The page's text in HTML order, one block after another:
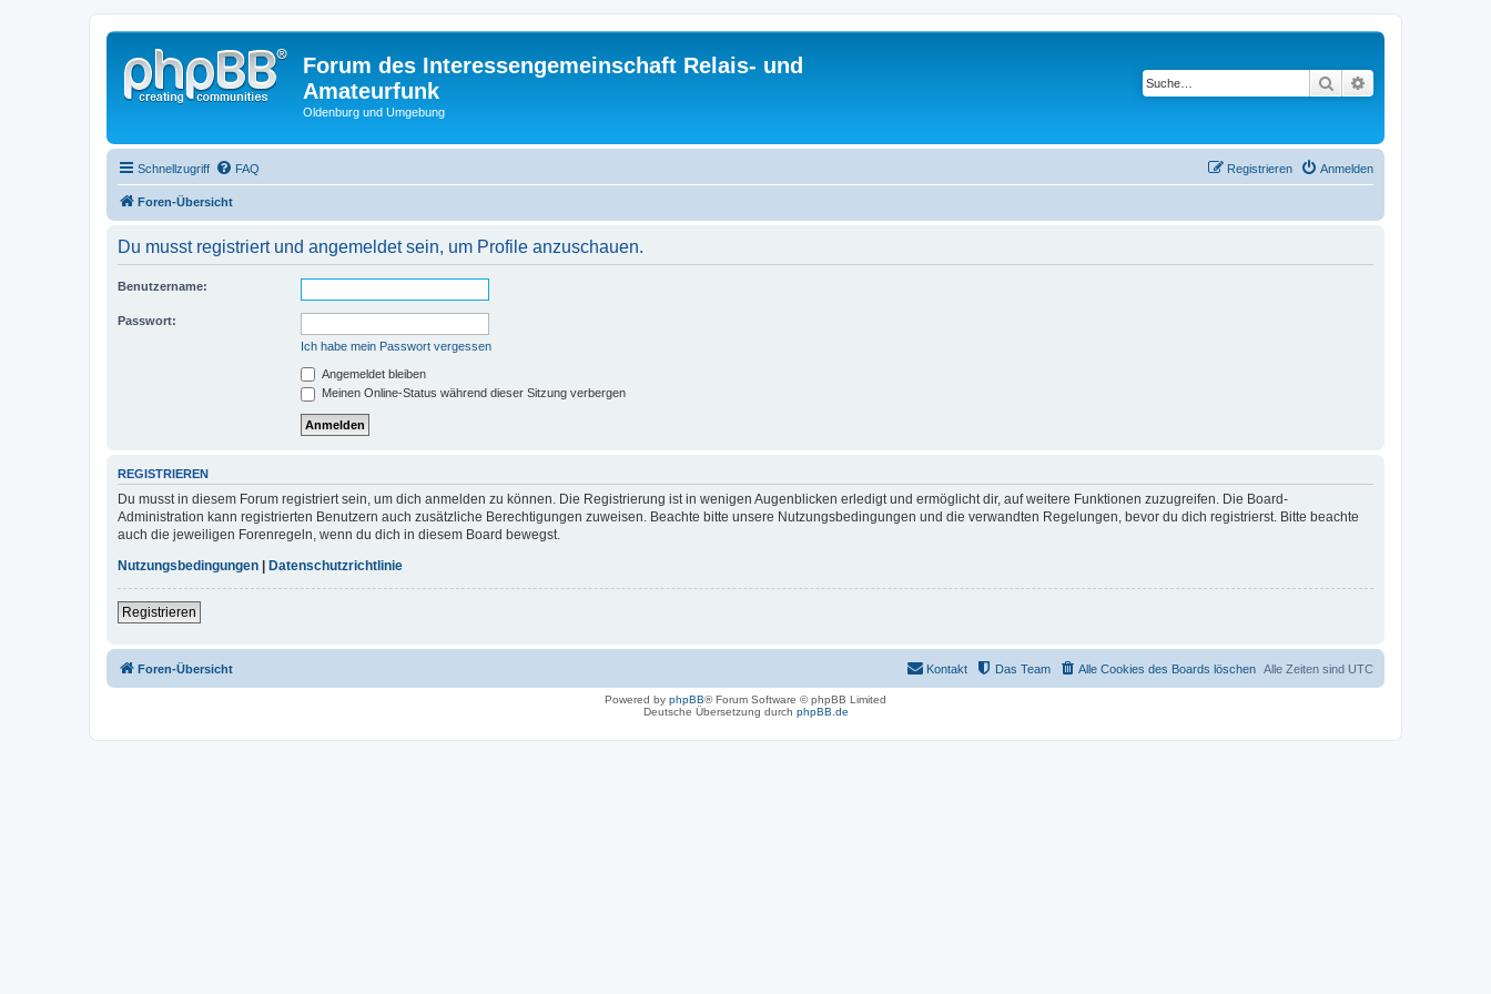
Forum des Interessengemeinschaft Relais- und
Amateurfunk
Oldenburg und Umgebung
Suche
Schnellzugriff FAQ Anmelden
Registrieren
Foren-Übersicht
Du musst registriert und angemeldet sein, um Profile anzuschauen.
Benutzername:
Passwort:
Ich habe mein Passwort vergessen
Angemeldet bleiben
Meinen Online-Status während dieser Sitzung verbergen
REGISTRIEREN
Du musst in diesem Forum registriert sein, um dich anmelden zu können. Die Registrierung ist in wenigen Augenblicken erledigt und ermöglicht dir, auf weitere Funktionen zuzugreifen. Die Board-
Administration kann registrierten Benutzern auch zusätzliche Berechtigungen zuweisen. Beachte bitte unsere Nutzungsbedingungen und die verwandten Regelungen, bevor du dich registrierst. Bitte beachte
auch die jeweiligen Forenregeln, wenn du dich in diesem Board bewegst.
Nutzungsbedingungen
Datenschutzrichtlinie
Registrieren
Foren-Übersicht Alle Zeiten sind UTC
Alle Cookies des Boards löschen
Das Team
Kontakt
Powered by phpBB® Forum Software © phpBB Limited
Deutsche Übersetzung durch phpBB.de